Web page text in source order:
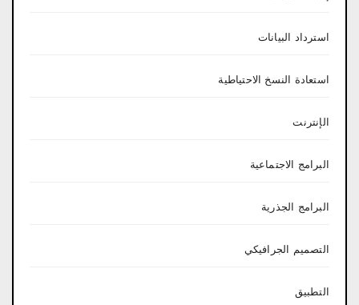
استرداد البيانات
استعادة النسخ الاحتياطية
الإنترنت
البرامج الاجتماعية
البرامج الجذرية
التصميم الجرافيكي
التطبيق